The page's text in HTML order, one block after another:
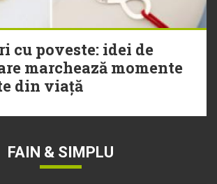
cu poveste: idei de
marchează momente
din viață
FAIN & SIMPLU